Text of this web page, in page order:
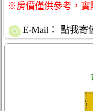
※房價僅供參考，
E-Mail： 點我寄